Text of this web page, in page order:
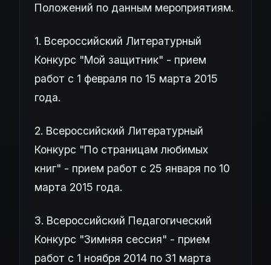
Положений по данным мероприятиям.
1. Всероссийский Литературный
Конкурс "Мой защитник" - прием
работ с 1 февраля по 15 марта 2015
года.
2. Всероссийский Литературный
Конкурс "По страницам любимых
книг" - прием работ с 25 января по 10
марта 2015 года.
3. Всероссийский Педагогический
Конкурс "Зимняя сессия" - прием
работ с 1 ноября 2014 по 31 марта